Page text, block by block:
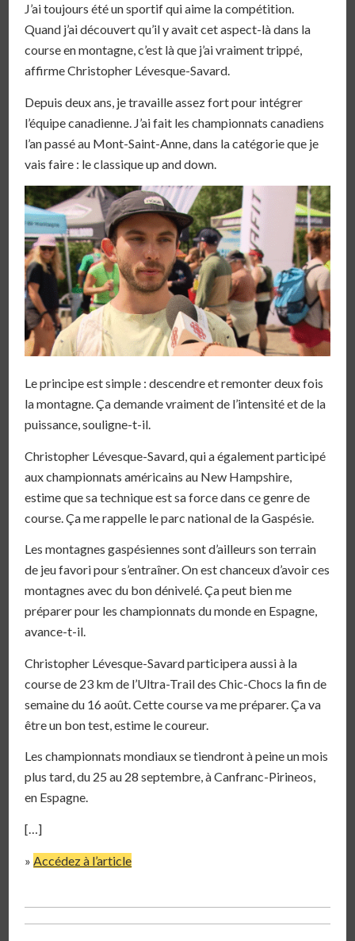
J’ai toujours été un sportif qui aime la compétition.
Quand j’ai découvert qu’il y avait cet aspect-là dans la
course en montagne, c’est là que j’ai vraiment trippé,
affirme Christopher Lévesque-Savard.
Depuis deux ans, je travaille assez fort pour intégrer
l’équipe canadienne. J’ai fait les championnats canadiens
l’an passé au Mont-Saint-Anne, dans la catégorie que je
vais faire : le classique up and down.
Le principe est simple : descendre et remonter deux fois
la montagne. Ça demande vraiment de l’intensité et de la
puissance, souligne-t-il.
Christopher Lévesque-Savard, qui a également participé
aux championnats américains au New Hampshire,
estime que sa technique est sa force dans ce genre de
course. Ça me rappelle le parc national de la Gaspésie.
Les montagnes gaspésiennes sont d’ailleurs son terrain
de jeu favori pour s’entraîner. On est chanceux d’avoir ces
montagnes avec du bon dénivelé. Ça peut bien me
préparer pour les championnats du monde en Espagne,
avance-t-il.
Christopher Lévesque-Savard participera aussi à la
course de 23 km de l’Ultra-Trail des Chic-Chocs la fin de
semaine du 16 août. Cette course va me préparer. Ça va
être un bon test, estime le coureur.
Les championnats mondiaux se tiendront à peine un mois
plus tard, du 25 au 28 septembre, à Canfranc-Pirineos,
en Espagne.
[…]
» Accédez à l’article